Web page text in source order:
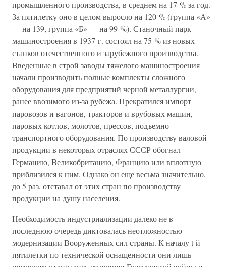
промышленного производства, в среднем на 17 % за год.
За пятилетку оно в целом выросло на 120 % (группа «А»
— на 139, группа «Б» — на 99 %). Станочный парк
машиностроения в 1937 г. состоял на 75 % из новых
станков отечественного и зарубежного производства.
Введенные в строй заводы тяжелого машиностроения
начали производить полные комплекты сложного
оборудования для предприятий черной металлургии,
ранее ввозимого из-за рубежа. Прекратился импорт
паровозов и вагонов, тракторов и врубовых машин,
паровых котлов, молотов, прессов, подъемно-
транспортного оборудования. По производству валовой
продукции в некоторых отраслях СССР обогнал
Германию, Великобританию, Францию или вплотную
приблизился к ним. Однако он еще весьма значительно,
до 5 раз, отставал от этих стран по производству
продукции на душу населения.
Необходимость индустриализации далеко не в
последнюю очередь диктовалась неотложностью
модернизации Вооруженных сил страны. К началу t-й
пятилетки по технической оснащенности они лишь